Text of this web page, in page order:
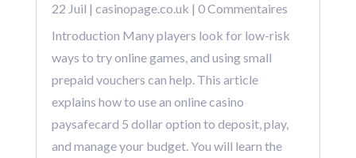
22 Juil | casinopage.co.uk | 0 Commentaires
Introduction Many players look for low-risk
ways to try online games, and using small
prepaid vouchers can help. This article
explains how to use an online casino
paysafecard 5 dollar option to deposit, play,
and manage your budget. You will learn the